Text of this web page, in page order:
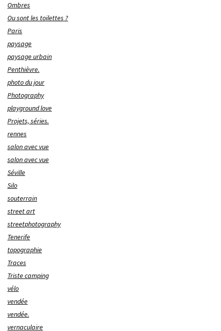
Ombres
Ou sont les toilettes ?
Paris
paysage
paysage urbain
Penthièvre.
photo du jour
Photography
playground love
Projets, séries.
rennes
salon avec vue
salon avec vue
Séville
Silo
souterrain
street art
streetphotography
Tenerife
topographie
Traces
Triste camping
vélo
vendée
vendée.
vernaculaire